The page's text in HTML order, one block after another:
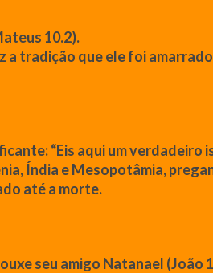
10.2).
a tradição queele foi amarrado
“Eis aqui um verdadeiro
Índia e Mesopotâmia,
até a morte.
seu amigo Natanael (João